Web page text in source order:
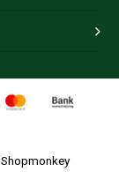
Shopmonkey